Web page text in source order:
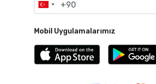
Mobil Uygulamalarımız